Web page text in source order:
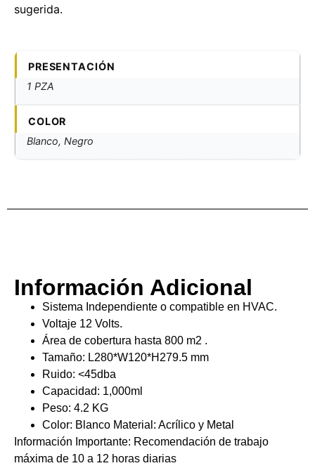
sugerida.
PRESENTACIÓN
1 PZA
COLOR
Blanco, Negro
Información Adicional
Sistema Independiente o compatible en HVAC.
Voltaje 12 Volts.
Área de cobertura hasta 800 m2 .
Tamaño: L280*W120*H279.5 mm
Ruido: <45dba
Capacidad: 1,000ml
Peso: 4.2 KG
Color: Blanco Material: Acrílico y Metal
Información Importante: Recomendación de trabajo
máxima de 10 a 12 horas diarias